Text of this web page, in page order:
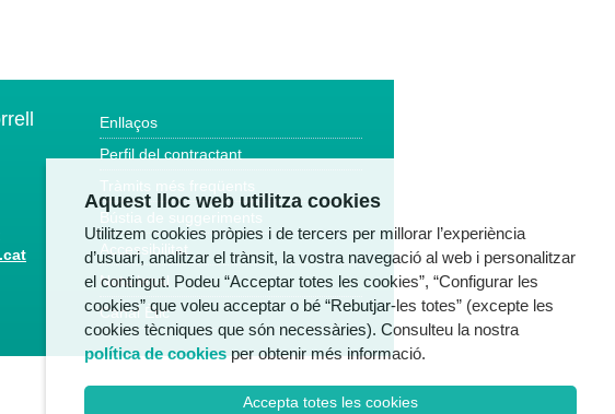
Enllaços
Perfil del contractant
Tràmits més freqüents
Bústia de suggeriments
Accessibilitat
Nota legal
Canal Ètic
Aquest lloc web utilitza cookies
Utilitzem cookies pròpies i de tercers per millorar l’experiència
d’usuari, analitzar el trànsit, la vostra navegació al web i personalitzar
el contingut. Podeu “Acceptar totes les cookies”, “Configurar les
cookies” que voleu acceptar o bé “Rebutjar-les totes” (excepte les
cookies tècniques que són necessàries). Consulteu la nostra
política de cookiesper obtenir més informació.
Accepta totes les cookies